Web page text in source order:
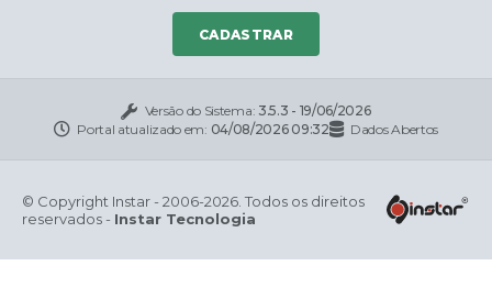
CADASTRAR
Versão do Sistema: 3.5.3 - 19/06/2026
Portal atualizado em: 04/08/2026 09:32 Dados Abertos
© Copyright Instar - 2006-2026. Todos os direitos
reservados - Instar Tecnologia